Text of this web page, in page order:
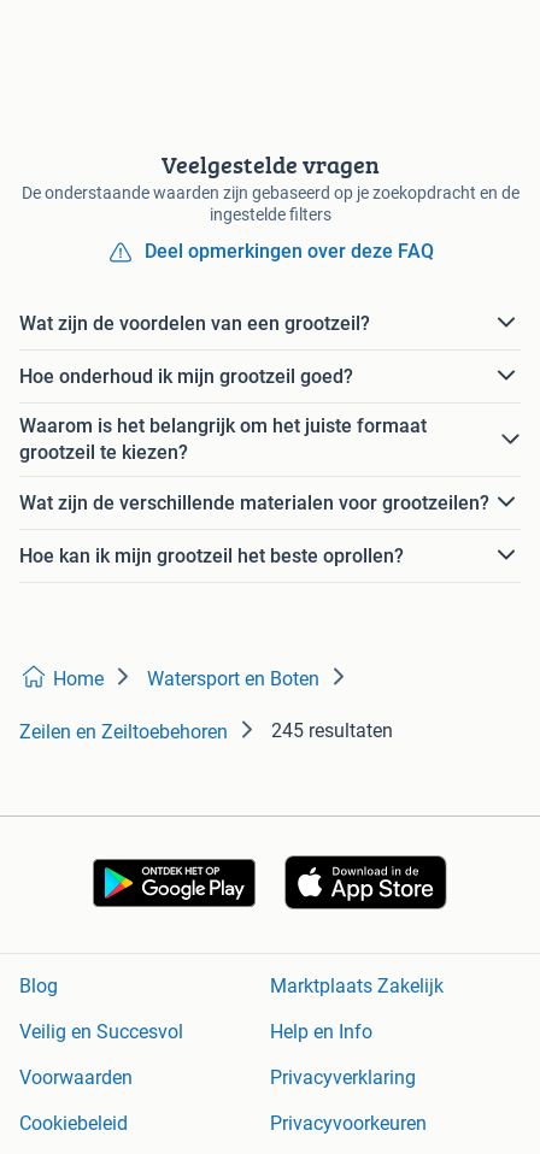
Veelgestelde vragen
De onderstaande waarden zijn gebaseerd op je zoekopdracht en de
ingestelde filters
Deel opmerkingen over deze FAQ
Wat zijn de voordelen van een grootzeil?
Hoe onderhoud ik mijn grootzeil goed?
Waarom is het belangrijk om het juiste formaat
grootzeil te kiezen?
Wat zijn de verschillende materialen voor grootzeilen?
Hoe kan ik mijn grootzeil het beste oprollen?
Home Watersport en Boten
Zeilen en Zeiltoebehoren 245 resultaten
Blog
Marktplaats Zakelijk
Veilig en Succesvol
Help en Info
Voorwaarden
Privacyverklaring
Cookiebeleid
Privacyvoorkeuren